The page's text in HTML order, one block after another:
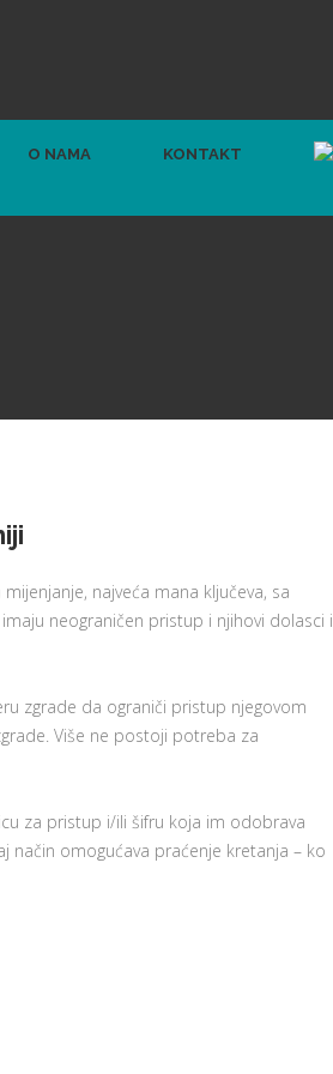
O NAMA KONTAKT
najveća mana ključeva, sa
neograničen pristup i njihovi dolasci i
zgrade da ograniči pristup njegovom
Više ne postoji potreba za
za pristup i/ili šifru koja im odobrava
način omogućava praćenje kretanja – ko